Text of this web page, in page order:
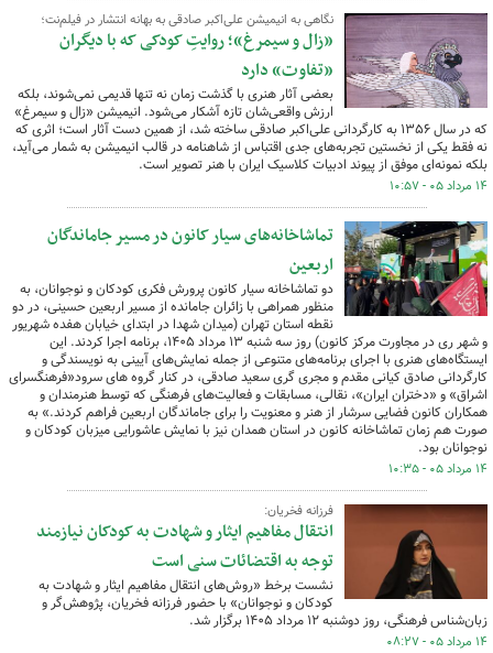
نگاهی به انیمیشن علی‌اکبر صادقی به بهانه انتشار در فیلم‌نت؛
«زال و سیمرغ»؛ روایتِ کودکی که با دیگران
«تفاوت» دارد
بعضی آثار هنری با گذشت زمان نه تنها قدیمی نمی‌شوند، بلکه
ارزش واقعی‌شان تازه آشکار می‌شود. انیمیشن «زال و سیمرغ»
که در سال ۱۳۵۶ به کارگردانی علی‌اکبر صادقی ساخته شد، از همین دست آثار است؛ اثری که
نه فقط یکی از نخستین تجربه‌های جدی اقتباس از شاهنامه در قالب انیمیشن به شمار می‌آید،
بلکه نمونه‌ای موفق از پیوند ادبیات کلاسیک ایران با هنر تصویر است.
۱۴ مرداد ۰۵ - ۱۰:۵۷
تماشاخانه‌های سیار کانون در مسیر جاماندگان
اربعین
دو تماشاخانه سیار کانون پرورش فکری کودکان و نوجوانان، به
منظور همراهی با زائران جامانده از مسیر اربعین حسینی، در دو
نقطه استان تهران (میدان شهدا در ابتدای خیابان هفده شهریور
و شهر ری در مجاورت مرکز کانون) روز سه شنبه ۱۳ مرداد ۱۴۰۵، برنامه اجرا کردند. این
ایستگاه‌های هنری با اجرای برنامه‌های متنوعی از جمله نمایش‌های آیینی به نویسندگی و
کارگردانی صادق کیانی مقدم و مجری گری سعید صادقی، در کنار گروه های سرود«فرهنگسرای
اشراق» و «دختران ایران»، نقالی، مسابقات و فعالیت‌های فرهنگی که توسط هنرمندان و
همکاران کانون فضایی سرشار از هنر و معنویت را برای جاماندگان اربعین فراهم کردند.» به
صورت هم زمان تماشاخانه کانون در استان همدان نیز با نمایش عاشورایی میزبان کودکان و
نوجوانان بود.
۱۴ مرداد ۰۵ - ۱۰:۳۵
فرزانه فخریان:
انتقال مفاهیم ایثار و شهادت به کودکان نیازمند
توجه به اقتضائات سنی است
نشست برخط «روش‌های انتقال مفاهیم ایثار و شهادت به
کودکان و نوجوانان» با حضور فرزانه فخریان، پژوهش‌گر و
زبان‌شناس فرهنگی، روز دوشنبه ۱۲ مرداد ۱۴۰۵ برگزار شد.
۱۴ مرداد ۰۵ - ۰۸:۲۷